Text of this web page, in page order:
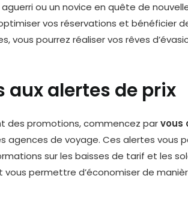
ou un novice en quête de
vos réservations et bénéficier
vous pourrez réaliser vos rêves
aux alertes de prix
des promotions, commencez parvous
agences de voyage. Ces alertes
sur les baisses de tarif et les
permettre d’économiser de